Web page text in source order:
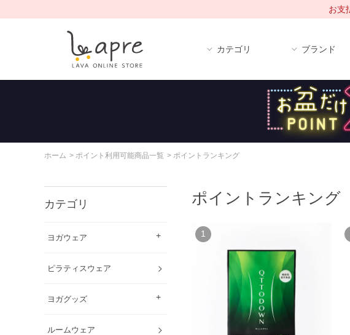
お支
カテゴリ ブランド
ホーム > ポイント利用可能商品一覧 > ポイントランキング
カテゴリ
ヨガウェア
ピラティスウェア
ヨガグッズ
ルームウェア
ポイントランキング
1